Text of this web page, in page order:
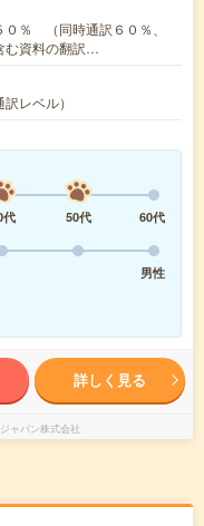
％ （同時通訳６０％、
む資料の翻訳…
レベル）
代 50代
60代
男性
詳しく見る
ャパン株式会社